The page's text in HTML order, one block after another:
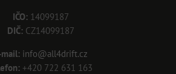
IČO:14099187
DIČ:CZ14099187
mail: info@all4drift.cz
+420 722 631 163